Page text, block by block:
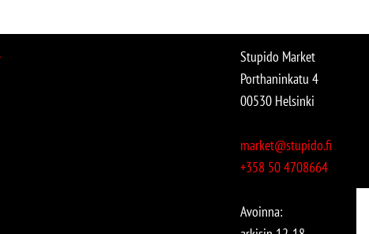
Stupido Market
Porthaninkatu 4
00530 Helsinki
market@stupido.fi
+358 50 4708664
Avoinna: